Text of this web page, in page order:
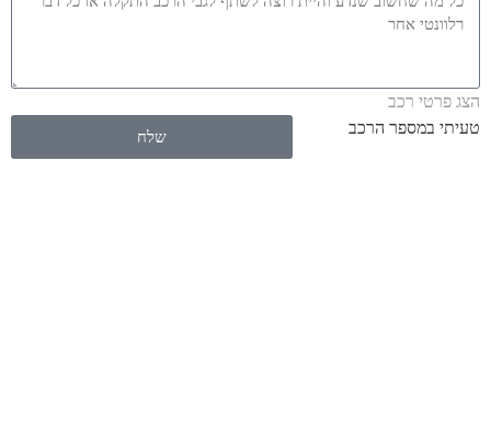
הצג פרטי רכב
טעיתי במספר הרכב
שלח